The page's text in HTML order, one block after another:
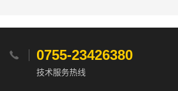
 0755-23426380
技术服务热线